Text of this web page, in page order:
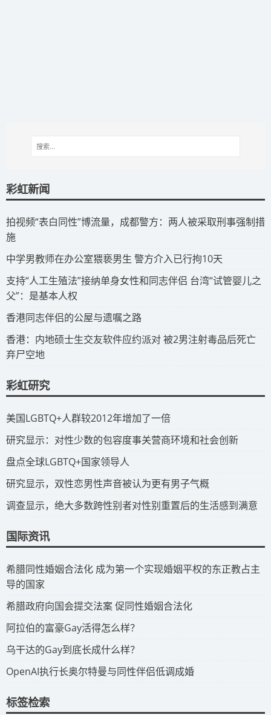
彩虹新闻
拍视频“表白同性”博流量，成都警方：两人被采取刑事强制措
施
​中学男教师在办公室猥亵男生 警方介入已行拘10天
​支持“人工生殖法”接纳单身女性和同志伴侣 台湾“试管婴儿之
父”：是基本人权
​香港同志伴侣的公屋与遗嘱之路
​香港：内地硕士生交友软件应约派对 被2男注射毒品后死亡
弃尸空地
彩虹研究
​美国LGBTQ+人群较2012年增加了一倍
​研究显示：对性少数的包容度事关营商环境和社会创新
​盘点全球LGBTQ+国家领导人
研究显示，双性恋男性声音被认为更有男子气概
调查显示，绝大多数跨性别者对性别重置后的生活感到满意
国际资讯
​希腊同性婚姻合法化 成为第一个实现婚姻平权的东正教占主
导的国家
​希腊政府向国会提交法案 促同性婚姻合法化
​阿拉伯的富豪Gay活得怎么样？
​乌干达的Gay到底长成什么样？
​OpenAI执行长奥尔特曼与同性伴侣低调成婚
标签检索